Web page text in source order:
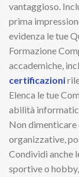
vantaggioso.
prima
evidenza le tue
Formazione
accademiche,
certificazioni
Elenca le tue
abilità
Non dimenticare
organizzative,
Condividi anche
sportive o